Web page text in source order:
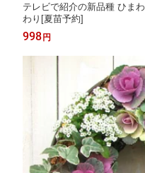
テレビで紹介の新品種 ひま
わり[夏苗予約]
998円